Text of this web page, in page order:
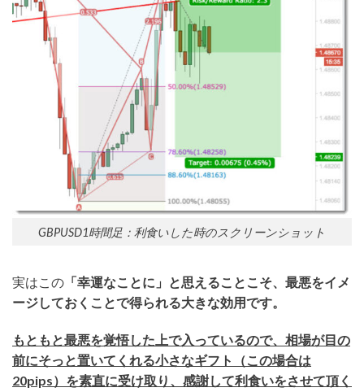
GBPUSD1時間足：利食いした時のスクリーンショット
実はこの 「幸運なことに」と思えることこそ、最悪をイメ
ージしておくことで得られる大きな効用です。
もともと最悪を覚悟した上で入っているので、相場が目の
前にそっと置いてくれる小さなギフト（この場合は
20pips）を素直に受け取り、感謝して利食いをさせて頂く